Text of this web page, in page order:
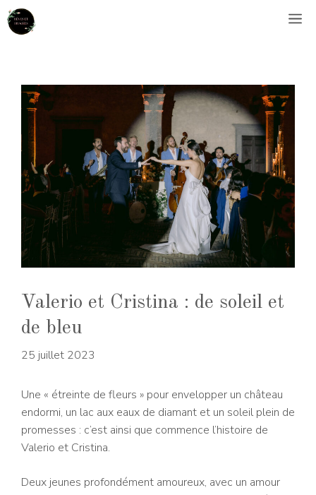
Aller
au
Valerio et Cristina : de soleil et
de bleu
25 juillet 2023
Une « étreinte de fleurs » pour envelopper un château
endormi, un lac aux eaux de diamant et un soleil plein de
promesses : c’est ainsi que commence l’histoire de
Valerio et Cristina.
Deux jeunes profondément amoureux, avec un amour